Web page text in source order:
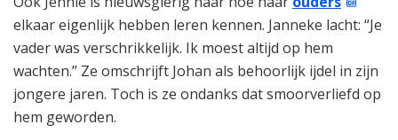
elkaar eigenlijk hebben leren kennen. Janneke lacht: “Je
vader was verschrikkelijk. Ik moest altijd op hem
wachten.” Ze omschrijft Johan als behoorlijk ijdel in zijn
jongere jaren. Toch is ze ondanks dat smoorverliefd op
hem geworden.